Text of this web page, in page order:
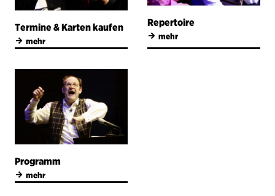
Termine & Karten kaufen
→ mehr
Repertoire
→ mehr
Programm
→ mehr